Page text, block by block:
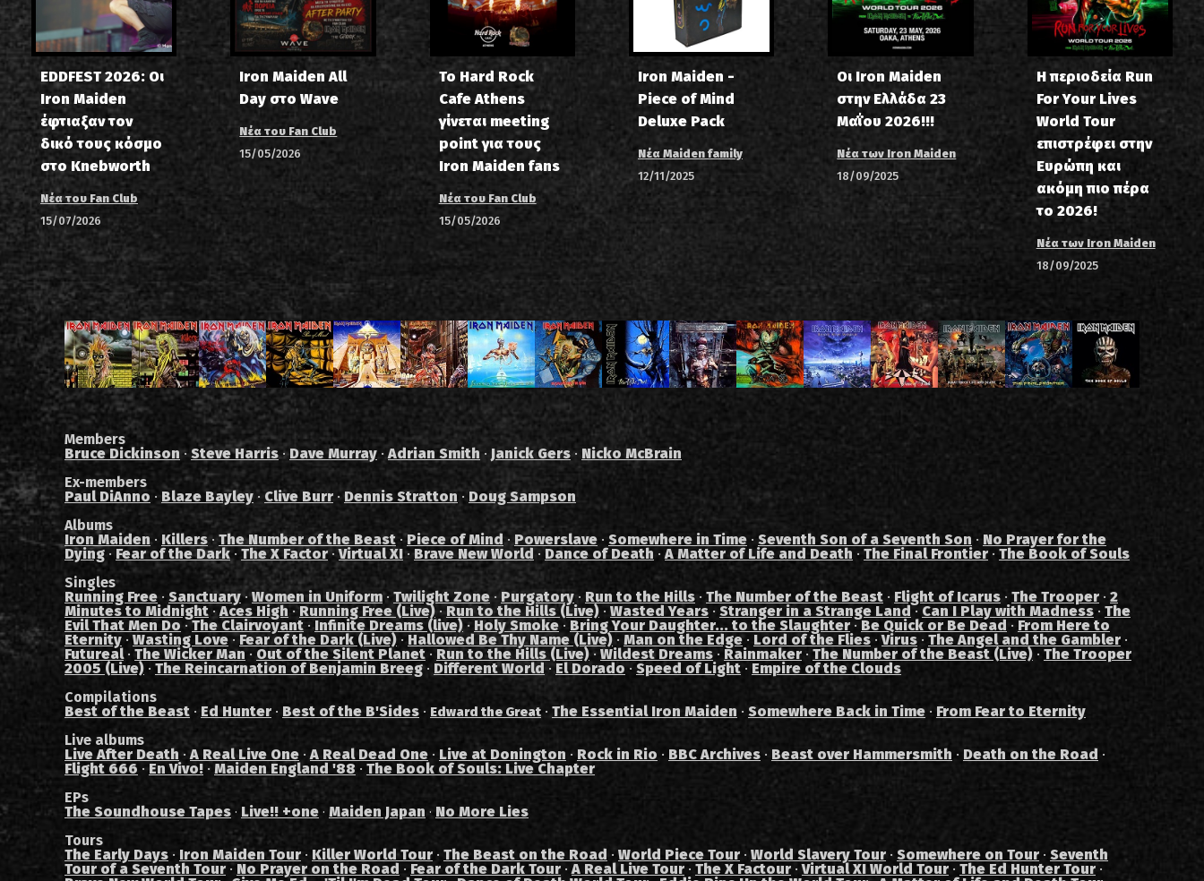
EDDFEST 2026: Οι
Iron Maiden
έφτιαξαν τον
δικό τους κόσμο
στο Knebworth
Νέα του Fan Club
15/07/2026
Iron Maiden All
Day στο Wave
Νέα του Fan Club
15/05/2026
Το Hard Rock
Cafe Athens
γίνεται meeting
point για τους
Iron Maiden fans
Νέα του Fan Club
15/05/2026
Iron Maiden -
Piece of Mind
Deluxe Pack
Νέα Maiden family
12/11/2025
Οι Iron Maiden
στην Ελλάδα 23
Μαΐου 2026!!!
Νέα των Iron Maiden
18/09/2025
Η περιοδεία Run
For Your Lives
World Tour
επιστρέφει στην
Ευρώπη και
ακόμη πιο πέρα
το 2026!
Νέα των Iron Maiden
18/09/2025
Members
Bruce Dickinson · Steve Harris·Dave Murray·Adrian Smith · Janick Gers· Nicko McBrain
Ex-members
Paul DiAnno · Blaze Bayley · Clive Burr · Dennis Stratton · Doug Sampson
Albums
Iron Maiden· Killers·The Number of the Beast ·Piece of Mind · Powerslave · Somewhere in Time · Seventh Son of a Seventh Son · No Prayer for the
Dying · Fear of the Dark · The X Factor·Virtual XI· Brave New World · Dance of Death ·A Matter of Life and Death · The Final Frontier · The Book of Souls
Singles
Running Free · Sanctuary· Women in Uniform· Twilight Zone · Purgatory · Run to the Hills · The Number of the Beast · Flight of Icarus · The Trooper · 2
Minutes to Midnight ·Aces High · Running Free (Live) · Run to the Hills (Live) · Wasted Years · Stranger in a Strange Land · Can I Play with Madness · The
Evil That Men Do · The Clairvoyant ·Infinite Dreams (live) · Holy Smoke · Bring Your Daughter... to the Slaughter · Be Quick or Be Dead · From Here to
Eternity · Wasting Love · Fear of the Dark (Live) · Hallowed Be Thy Name (Live) · Man on the Edge · Lord of the Flies ·Virus · The Angel and the Gambler ·
Futureal· The Wicker Man · Out of the Silent Planet · Run to the Hills (Live) · Wildest Dreams · Rainmaker · The Number of the Beast (Live) · The Trooper
2005 (Live) · The Reincarnation of Benjamin Breeg· Different World · El Dorado · Speed of Light · Empire of the Clouds
Compilations
Best of the Beast · Ed Hunter · Best of the B'Sides · Edward the Great · The Essential Iron Maiden · Somewhere Back in Time · From Fear to Eternity
Live albums
Live After Death ·A Real Live One ·A Real Dead One · Live at Donington · Rock in Rio · BBC Archives · Beast over Hammersmith · Death on the Road ·
Flight 666 · En Vivo! · Maiden England '88 · The Book of Souls: Live Chapter
EPs
The Soundhouse Tapes · Live!! +one · Maiden Japan · No More Lies
Tours
The Early Days · Iron Maiden Tour · Killer World Tour · The Beast on the Road · World Piece Tour · World Slavery Tour · Somewhere on Tour · Seventh
Tour of a Seventh Tour · No Prayer on the Road · Fear of the Dark Tour ·A Real Live Tour · The X Factour ·Virtual XI World Tour · The Ed Hunter Tour ·